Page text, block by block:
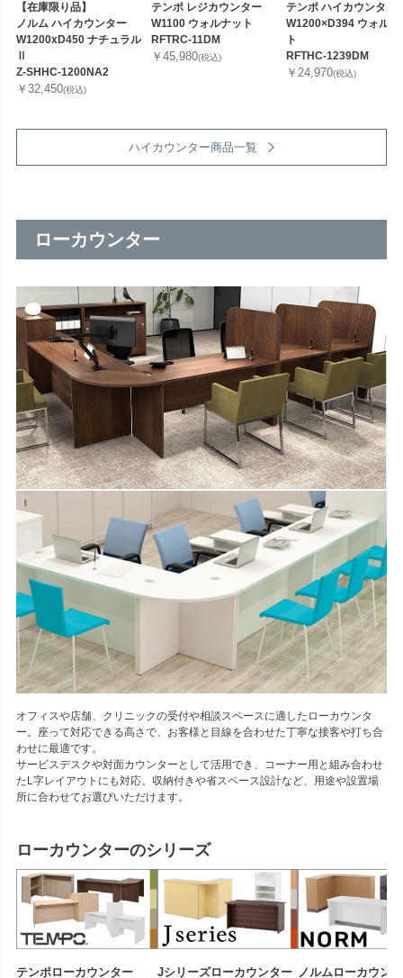
【在庫限り品】
ノルム ハイカウンター
W1200xD450 ナチュラル
Z-SHHC-1200NA2
￥32,450(税込)
テンポ レジカウンター
W1100 ウォルナット
RFTRC-11DM
￥45,980(税込)
テンポ ハイカウンター
W1200×D394 ウォルナ
ト
RFTHC-1239DM
￥24,970(税込)
ハイカウンター商品一覧
ローカウンター
オフィスや店舗、クリニックの受付や相談スペースに適したローカウンタ
ー。座って対応できる高さで、お客様と目線を合わせた丁寧な接客や打ち合
わせに最適です。
サービスデスクや対面カウンターとして活用でき、コーナー用と組み合わせ
たL字レイアウトにも対応。収納付きや省スペース設計など、用途や設置場
所に合わせてお選びいただけます。
ローカウンターのシリーズ
テンポローカウンター Jシリーズローカウンター ノルムローカウン